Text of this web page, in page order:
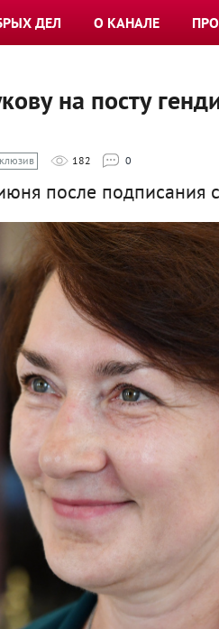
ДЕЛ О КАНАЛЕ
на посту
182 0
после подписания